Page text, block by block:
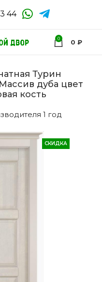
44
0 0 ₽
Турин
дуба цвет
кость
1 год
СКИДКА